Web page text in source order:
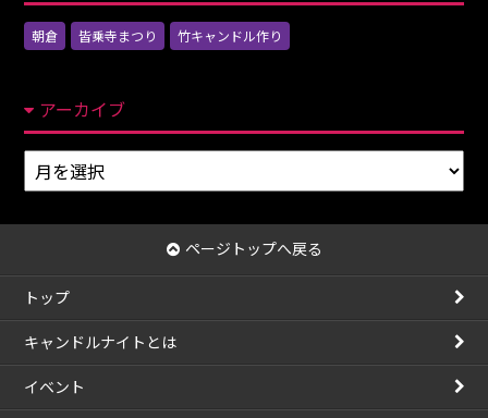
朝倉 皆乗寺まつり 竹キャンドル作り
アーカイブ
ア
ー
ブ
ページトップへ戻る
トップ
キャンドルナイトとは
イベント